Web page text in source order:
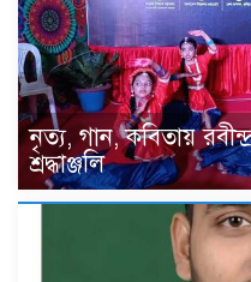
নৃত্য, গান, কবিতায়
শ্রদ্ধাঞ্জলি